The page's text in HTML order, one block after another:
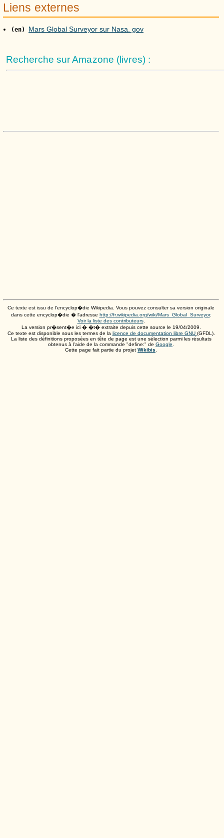
Liens externes
(en) Mars Global Surveyor sur Nasa. gov
Recherche sur Amazone (livres) :
Ce texte est issu de l'encyclop�die Wikipedia. Vous pouvez consulter sa version originale
dans cette encyclop�die � l'adresse http://fr.wikipedia.org/wiki/Mars_Global_Surveyor.
Voir la liste des contributeurs.
La version pr�sent�e ici � �t� extraite depuis cette source le 19/04/2009
Ce texte est disponible sous les termes de la licence de documentation libre GNU (GFDL).
La liste des définitions proposées en tête de page est une sélection parmi les résultats
obtenus à l'aide de la commande "define:" de Google
Cette page fait partie du projet Wikibis